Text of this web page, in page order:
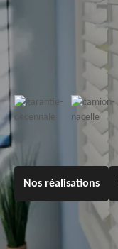
Nos réalisations